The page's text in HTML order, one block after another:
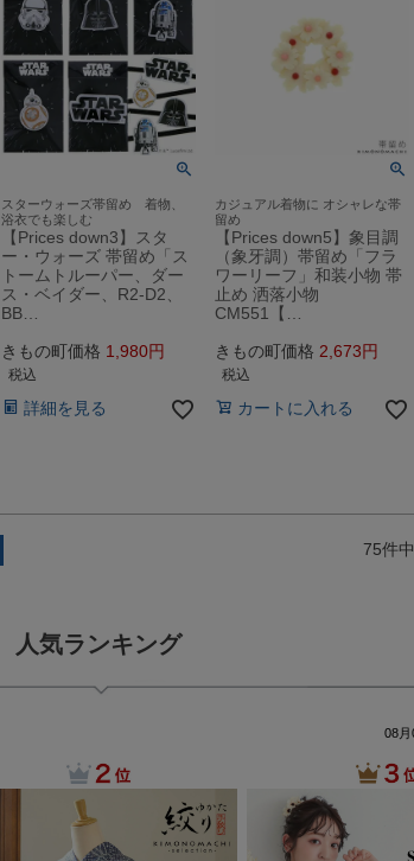
スターウォーズ帯留め 着物、
浴衣でも楽しむ
【Prices down3】スタ
ー・ウォーズ 帯留め「ス
トームトルーパー、ダー
ス・ベイダー、R2-D2、
BB…
きもの町価格 1,980
税込
詳細を見る
カジュアル着物に オシャレな帯
留め
【Prices down5】象目調
（象牙調）帯留め「フラ
ワーリーフ」和装小物 帯
止め 洒落小物
CM551【…
きもの町価格 2,673
税込
カートに入れる
75件中
人気ランキング